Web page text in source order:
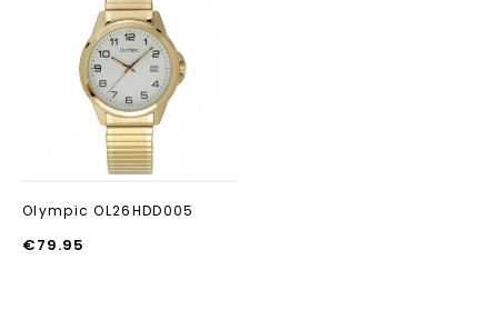
Olympic OL26HDD005
€79.95